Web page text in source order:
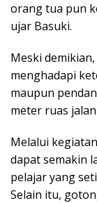
orang tua pun
ujar Basuki.
Meski
menghadapi
maupun
meter ruas
Melalui
dapat semakin
pelajar yang
Selain itu,